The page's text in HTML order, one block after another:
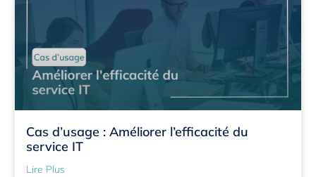
Cas d’usage : Améliorer l’efficacité du
service IT
Lire Plus